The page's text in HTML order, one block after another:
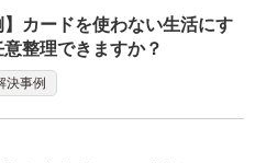
】カードを使わない生活にす
整理できますか？
決事例